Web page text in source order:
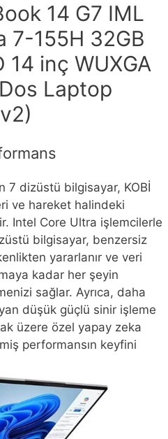
14 G7 IML
7-155H 32GB
14 inç WUXGA
Laptop
7 dizüstü bilgisayar, KOBİ
ve hareket halindeki
Intel Core Ultra işlemcilerle
bilgisayar, benzersiz
yararlanır ve veri
kadar her şeyin
sağlar. Ayrıca, daha
düşük güçlü sinir işleme
üzere özel yapay zeka
performansın keyfini